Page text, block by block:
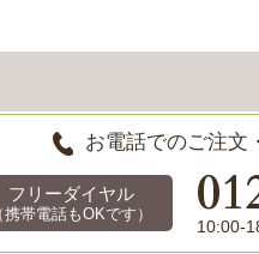
お電話でのご注文
フリーダイヤル
携帯電話もOKです）
10:00-